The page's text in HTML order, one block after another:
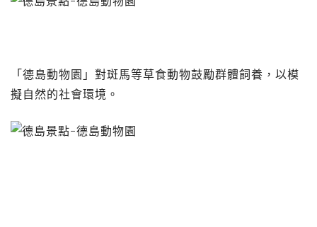
「德島動物園」對斑馬等草食動物鼓勵群體飼養，以模
擬自然的社會環境。